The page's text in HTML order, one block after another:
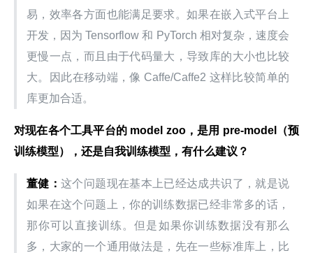
易，效率各方面也能满足要求。如果在嵌入式平台上
开发，因为 Tensorflow 和 PyTorch 相对复杂，速度会
更慢一点，而且由于代码量大，导致库的大小也比较
大。因此在移动端，像 Caffe/Caffe2 这样比较简单的
库更加合适。
对现在各个工具平台的 model zoo，是用 pre-model（预
训练模型），还是自我训练模型，有什么建议？
董健：这个问题现在基本上已经达成共识了，就是说
如果在这个问题上，你的训练数据已经非常多的话，
那你可以直接训练。但是如果你训练数据没有那么
多，大家的一个通用做法是，先在一些标准库上，比